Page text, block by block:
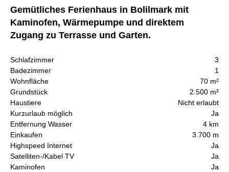
Gemütliches Ferienhaus in Bolilmark mit
Kaminofen, Wärmepumpe und direktem
Zugang zu Terrasse und Garten.
Schlafzimmer
3
Badezimmer
1
Wohnfläche
70 m²
Grundstück
2.500 m²
Haustiere
Nicht erlaubt
Kurzurlaub möglich
Ja
Entfernung Wasser
4 km
Einkaufen
3.700 m
Highspeed Internet
Ja
Satelliten-/Kabel TV
Ja
Kaminofen
Ja